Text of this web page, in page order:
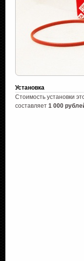
Установка
Стоимость установки
составляет 1 000